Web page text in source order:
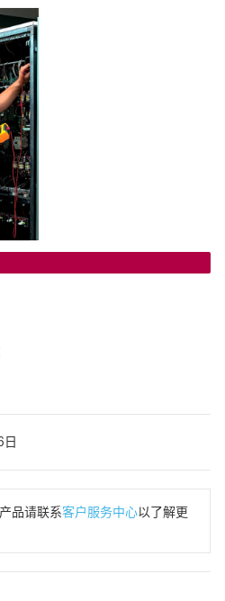
品请联系客户服务中心以了解更